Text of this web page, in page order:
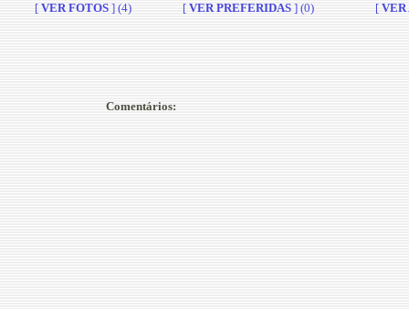
[ VER FOTOS ] (4) [VER PREFERIDAS ] (0) [ VER
Comentários: